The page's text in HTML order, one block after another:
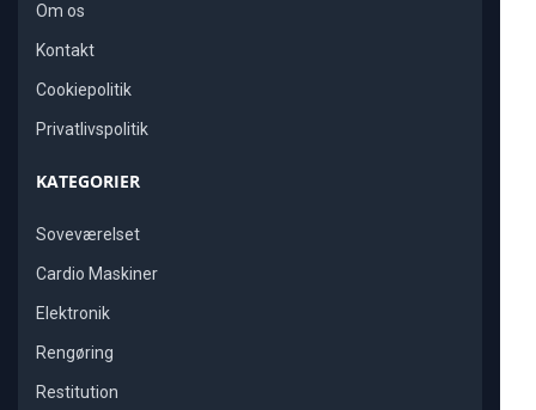
Om os
Kontakt
Cookiepolitik
Privatlivspolitik
KATEGORIER
Soveværelset
Cardio Maskiner
Elektronik
Rengøring
Restitution